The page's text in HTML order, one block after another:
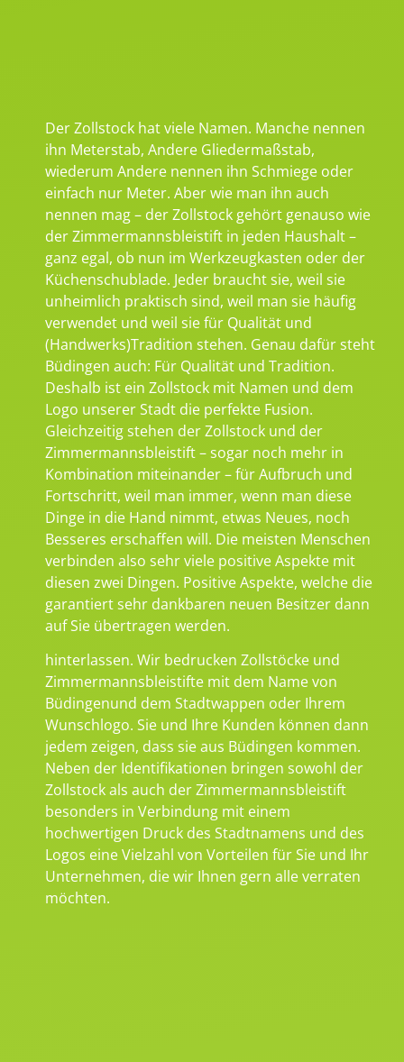
Der Zollstock hat viele Namen. Manche nennen
ihn Meterstab, Andere Gliedermaßstab,
wiederum Andere nennen ihn Schmiege oder
einfach nur Meter. Aber wie man ihn auch
nennen mag – der Zollstock gehört genauso wie
der Zimmermannsbleistift in jeden Haushalt –
ganz egal, ob nun im Werkzeugkasten oder der
Küchenschublade. Jeder braucht sie, weil sie
unheimlich praktisch sind, weil man sie häufig
verwendet und weil sie für Qualität und
(Handwerks)Tradition stehen. Genau dafür steht
Büdingen auch: Für Qualität und Tradition.
Deshalb ist ein Zollstock mit Namen und dem
Logo unserer Stadt die perfekte Fusion.
Gleichzeitig stehen der Zollstock und der
Zimmermannsbleistift – sogar noch mehr in
Kombination miteinander – für Aufbruch und
Fortschritt, weil man immer, wenn man diese
Dinge in die Hand nimmt, etwas Neues, noch
Besseres erschaffen will. Die meisten Menschen
verbinden also sehr viele positive Aspekte mit
diesen zwei Dingen. Positive Aspekte, welche die
garantiert sehr dankbaren neuen Besitzer dann
auf Sie übertragen werden.
hinterlassen. Wir bedrucken Zollstöcke und
Zimmermannsbleistifte mit dem Name von
Büdingenund dem Stadtwappen oder Ihrem
Wunschlogo. Sie und Ihre Kunden können dann
jedem zeigen, dass sie aus Büdingen kommen.
Neben der Identifikationen bringen sowohl der
Zollstock als auch der Zimmermannsbleistift
besonders in Verbindung mit einem
hochwertigen Druck des Stadtnamens und des
Logos eine Vielzahl von Vorteilen für Sie und Ihr
Unternehmen, die wir Ihnen gern alle verraten
möchten.